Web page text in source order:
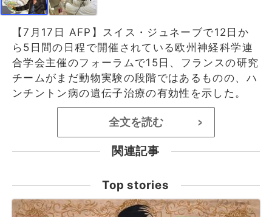
【7月17日 AFP】スイス・ジュネーブで12日か
ら5日間の日程で開催されている欧州神経科学連
合学会主催のフォーラムで15日、フランスの研究
チームがまだ動物実験の段階ではあるものの、ハ
ンチントン病の遺伝子治療の有効性を示した。
全文を読む >
関連記事
Top stories